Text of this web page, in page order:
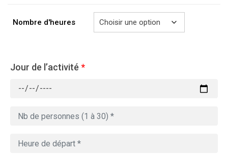
729.00€
Nombre d'heures
Jour de l’activité *